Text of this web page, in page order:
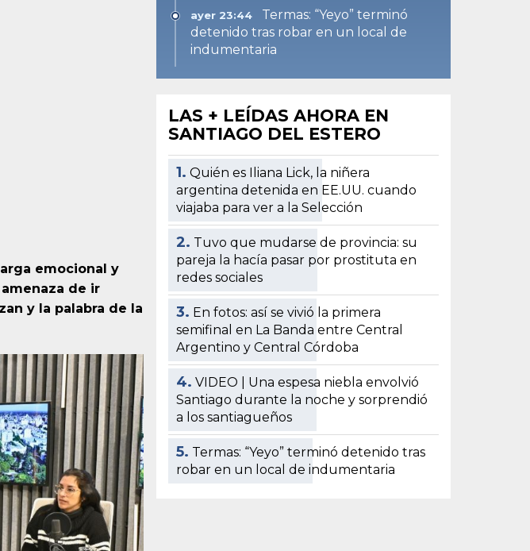
emocional y
de ir
y la palabra de la
ayer 23:44
Termas: “Yeyo” terminó
detenido tras robar en un local de
indumentaria
LAS + LEÍDAS AHORA EN
SANTIAGO DEL ESTERO
1. Quién es Iliana Lick, la niñera
argentina detenida en EE.UU. cuando
viajaba para ver a la Selección
2. Tuvo que mudarse de provincia: su
pareja la hacía pasar por prostituta en
redes sociales
3. En fotos: así se vivió la primera
semifinal en La Banda entre Central
Argentino y Central Córdoba
4. VIDEO | Una espesa niebla envolvió
Santiago durante la noche y sorprendió
a los santiagueños
5. Termas: “Yeyo” terminó detenido tras
robar en un local de indumentaria